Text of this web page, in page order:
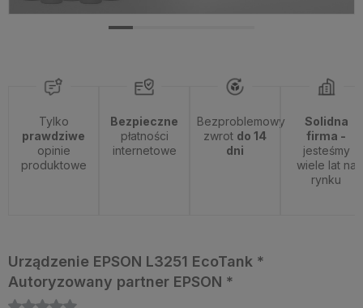
Tylko
prawdziwe
opinie
produktowe
Bezpieczne
płatności
internetowe
Bezproblemowy
zwrot do 14
dni
Solidna
firma -
jesteśmy
wiele lat na
rynku
Urządzenie EPSON L3251 EcoTank *
Autoryzowany partner EPSON *